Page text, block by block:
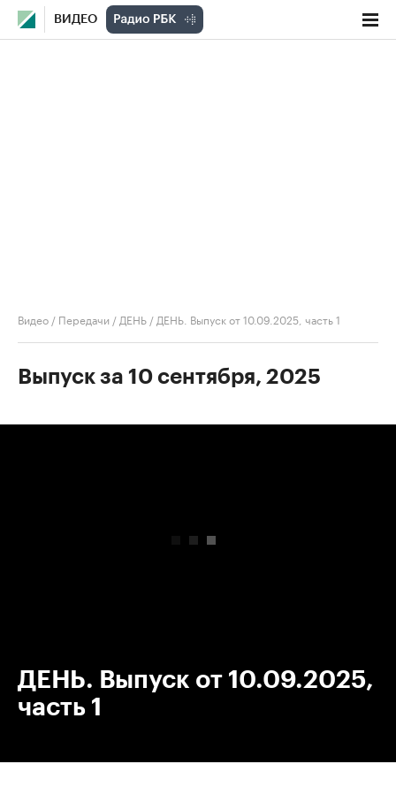
ВИДЕО
Видео / Передачи / ДЕНЬ / ДЕНЬ. Выпуск от 10.09.2025, часть 1
Выпуск за 10 сентября, 2025
ДЕНЬ. Выпуск от 10.09.2025,
часть 1